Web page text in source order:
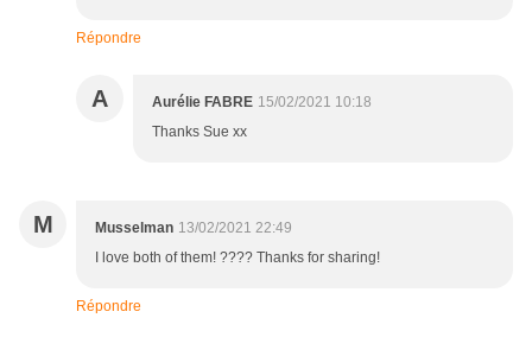
Répondre
A Aurélie FABRE 15/02/2021 10:18
Thanks Sue xx
M Musselman 13/02/2021 22:49
I love both of them! ???? Thanks for sharing!
Répondre